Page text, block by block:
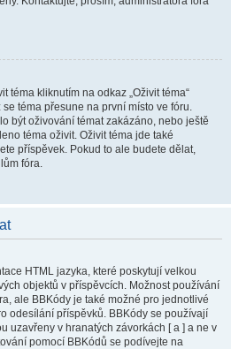
téma kliknutím na odkaz „Oživit téma“
téma přesune na první místo ve fóru.
být oživování témat zakázáno, nebo ještě
téma oživit. Oživit téma jde také
příspěvek. Pokud to ale budete dělat,
fóra.
HTML jazyka, které poskytují velkou
objektů v příspěvcích. Možnost používání
ale BBKódy je také možné pro jednotlivé
odesílání příspěvků. BBKódy se používají
uzavřeny v hranatých závorkách [ a ] a ne v
pomocí BBKódů se podívejte na